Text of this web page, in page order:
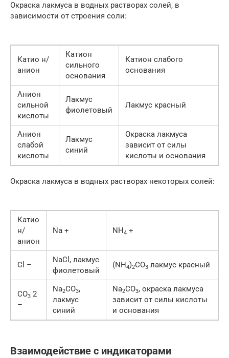
Окраска лакмуса в водных растворах солей, в
зависимости от строения соли:
Катио н/
анион
Катион
сильного
основания
Катион слабого
основания
Анион
сильной
кислоты
Лакмус
фиолетовый
Лакмус красный
Анион
слабой
кислоты
Лакмус
синий
Окраска лакмуса
зависит от силы
кислоты и основания
Окраска лакмуса в водных растворах некоторых солей:
Катио
н/
анион
Na + NH4 +
Cl –
NаCl, лакмус
фиолетовый
(NH4)2CO3 лакмус красный
CO3 2
–
Na2CO3,
лакмус
синий
Na2CO3, окраска лакмуса
зависит от силы кислоты
и основания
Взаимодействие с индикаторами